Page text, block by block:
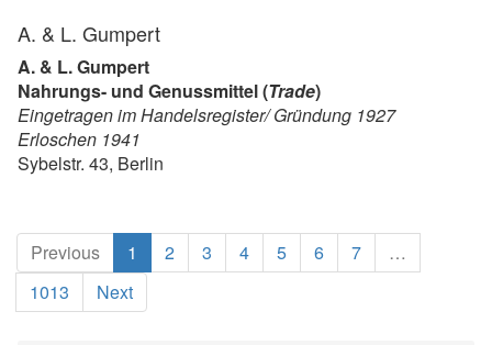
A. & L. Gumpert
A. & L. Gumpert
Nahrungs- und Genussmittel (Trade)
Eingetragen im Handelsregister/ Gründung 1927
Erloschen 1941
Sybelstr. 43, Berlin
Previous 1 (current)
2 3 4 5 6 7
…
1013
Next